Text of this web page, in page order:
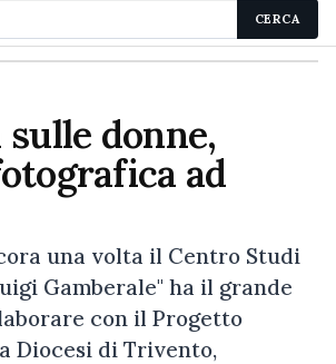
CERCA
donne,
ad
una volta il Centro Studi
Gamberale" ha il grande
con il Progetto
Diocesi di Trivento,